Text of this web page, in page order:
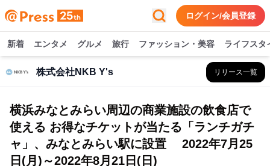
ログイン/会員登録
新着 エンタメ グルメ 旅行 ファッション・美容 ライフスタ
株式会社NKB Y's リリース一覧
横浜みなとみらい周辺の商業施設の飲食店で
使える お得なチケットが当たる「ランチガチ
ャ」、みなとみらい駅に設置 2022年7月25
日(月)～2022年8月21日(日)